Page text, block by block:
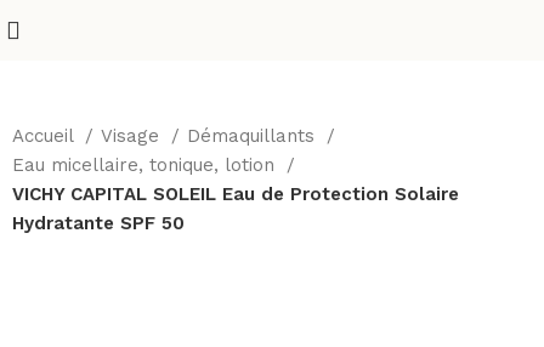
Accueil Visage
Démaquillants
Eau micellaire, tonique, lotion
VICHY CAPITAL SOLEIL Eau de Protection Solaire
Hydratante SPF 50